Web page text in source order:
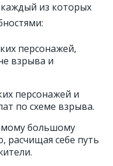
каждый из которых
персонажей,
взрыва и
персонажей и
по схеме взрыва.
большому
себе путь